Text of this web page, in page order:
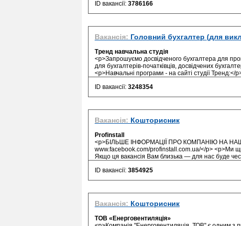
ID вакансії: 3786166
Вакансія: Головний бухгалтер (для
Тренд навчальна студія
<p>Запрошуємо досвідченого бухгалтера для
для бухгалтерів-початківців, досвідчених
<p>Навчальні програми - на сайті студії Тренд:</
ID вакансії: 3248354
Вакансія: Кошторисник
Profinstall
<p>БІЛЬШЕ ІНФОРМАЦІЇ ПРО КОМПАНІЮ НА
www.facebook.com/profinstall.com.ua/</p> <p>Ми
Якщо ця вакансія Вам близька — для нас буде
ID вакансії: 3854925
Вакансія: Кошторисник
ТОВ «Енерговентиляція»